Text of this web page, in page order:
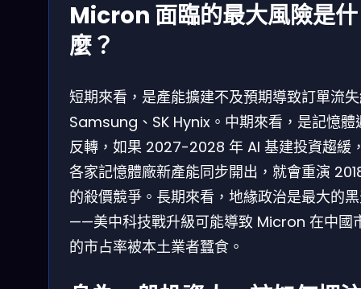
Micron 面臨的最大風險是什
麼？
短期來看，是產能擴建不及預期導致訂單流
Samsung、SK Hynix。中期來看，是記憶體
反轉，如果 2027-2028 年 AI 基建投資趨緩
各家記憶體廠新產能同步開出，就會重演
的殺價競爭。長期來看，地緣政治是最大的
——美中科技戰升級可能導致 Micron 在中國
的市占率被本土業者蠶食。